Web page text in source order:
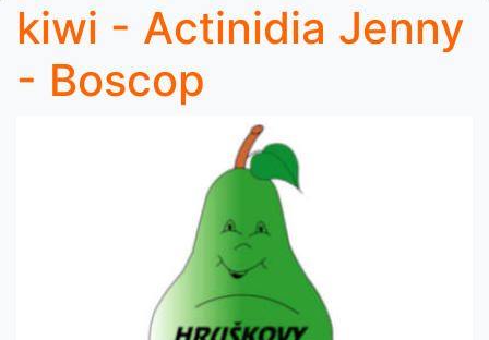
kiwi - Actinidia Jenny
- Boscop